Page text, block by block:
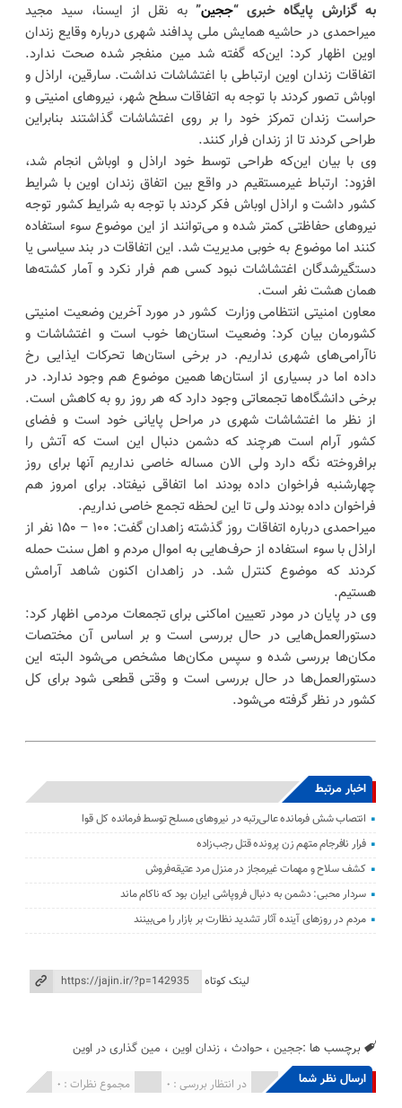
به گزارش پایگاه خبری “ججین”به نقل از ایسنا، سید مجید
میراحمدی در حاشیه همایش ملی پدافند شهری درباره وقایع زندان
اوین اظهار کرد: این‌که گفته شد مین منفجر شده صحت ندارد.
اتفاقات زندان اوین ارتباطی با اغتشاشات نداشت. سارقین، اراذل و
اوباش تصور کردند با توجه به اتفاقات سطح شهر، نیروهای امنیتی و
حراست زندان تمرکز خود را بر روی اغتشاشات گذاشتند بنابراین
طراحی کردند تا از زندان فرار کنند.
وی با بیان این‌که طراحی توسط خود اراذل و اوباش انجام شد،
افزود: ارتباط غیرمستقیم در واقع بین اتفاق زندان اوین با شرایط
کشور داشت و اراذل اوباش فکر کردند با توجه به شرایط کشور توجه
نیروهای حفاظتی کمتر شده و می‌توانند از این موضوع سوء استفاده
کنند اما موضوع به خوبی مدیریت شد. این اتفاقات در بند سیاسی یا
دستگیرشدگان اغتشاشات نبود کسی هم فرار نکرد و آمار کشته‌ها
همان هشت نفر است.
معاون امنیتی انتظامی وزارت کشور در مورد آخرین وضعیت امنیتی
کشورمان بیان کرد: وضعیت استان‌ها خوب است و اغتشاشات و
ناآرامی‌های شهری نداریم. در برخی استان‌ها تحرکات ایذایی رخ
داده اما در بسیاری از استان‌ها همین موضوع هم وجود ندارد. در
برخی دانشگاه‌ها تجمعاتی وجود دارد که هر روز رو به کاهش است.
از نظر ما اغتشاشات شهری در مراحل پایانی خود است و فضای
کشور آرام است هرچند که دشمن دنبال این است که آتش را
برافروخته نگه دارد ولی الان مساله خاصی نداریم آنها برای روز
چهارشنبه فراخوان داده بودند اما اتفاقی نیفتاد. برای امروز هم
فراخوان داده بودند ولی تا این لحظه تجمع خاصی نداریم.
میراحمدی درباره اتفاقات روز گذشته زاهدان گفت: ۱۰۰ – ۱۵۰ نفر از
اراذل با سوء استفاده از حرف‌هایی به اموال مردم و اهل سنت حمله
کردند که موضوع کنترل شد. در زاهدان اکنون شاهد آرامش
هستیم.
وی در پایان در مودر تعیین اماکنی برای تجمعات مردمی اظهار کرد:
دستورالعمل‌هایی در حال بررسی است و بر اساس آن مختصات
مکان‌ها بررسی شده و سپس مکان‌ها مشخص می‌شود البته این
دستورالعمل‌ها در حال بررسی است و وقتی قطعی شود برای کل
کشور در نظر گرفته می‌شود.
اخبار مرتبط
انتصاب شش فرمانده عالی‌رتبه در نیروهای مسلح توسط فرمانده کل قوا
فرار نافرجام متهم زن پرونده قتل رجب‌زاده
کشف سلاح و مهمات غیرمجاز در منزل مرد عتیقه‌فروش
سردار محبی: دشمن به دنبال فروپاشی ایران بود که ناکام ماند
مردم در روزهای آینده آثار تشدید نظارت بر بازار را می‌بینند
لینک کوتاه
برچسب ها :ججین ،حوادث ،زندان اوین ، مین گذاری در اوین
ارسال نظر شما مجموع نظرات : 0 در انتظار بررسی : 0 انتشار یافته : 0